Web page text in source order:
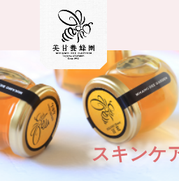
スキンケ